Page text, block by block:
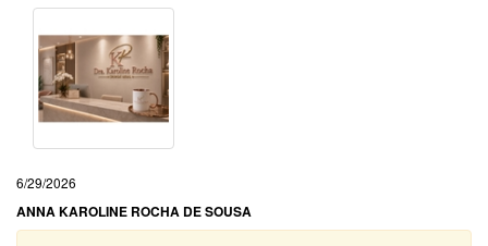
6/29/2026
ANNA KAROLINE ROCHA DE SOUSA